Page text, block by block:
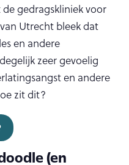
gedragskliniek voor
Utrecht bleek dat
en andere
zeer gevoelig
en andere
zit dit?
(en